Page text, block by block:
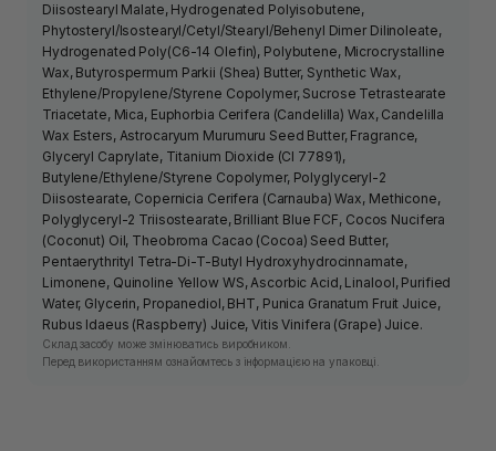
Diisostearyl Malate, Hydrogenated Polyisobutene,
Phytosteryl/Isostearyl/Cetyl/Stearyl/Behenyl Dimer Dilinoleate,
Hydrogenated Poly(C6-14 Olefin), Polybutene, Microcrystalline
Wax, Butyrospermum Parkii (Shea) Butter, Synthetic Wax,
Ethylene/Propylene/Styrene Copolymer, Sucrose Tetrastearate
Triacetate, Mica, Euphorbia Cerifera (Candelilla) Wax, Candelilla
Wax Esters, Astrocaryum Murumuru Seed Butter, Fragrance,
Glyceryl Caprylate, Titanium Dioxide (CI 77891),
Butylene/Ethylene/Styrene Copolymer, Polyglyceryl-2
Diisostearate, Copernicia Cerifera (Carnauba) Wax, Methicone,
Polyglyceryl-2 Triisostearate, Brilliant Blue FCF, Cocos Nucifera
(Coconut) Oil, Theobroma Cacao (Cocoa) Seed Butter,
Pentaerythrityl Tetra-Di-T-Butyl Hydroxyhydrocinnamate,
Limonene, Quinoline Yellow WS, Ascorbic Acid, Linalool, Purified
Water, Glycerin, Propanediol, BHT, Punica Granatum Fruit Juice,
Rubus Idaeus (Raspberry) Juice, Vitis Vinifera (Grape) Juice.
Склад засобу може змінюватись виробником.
Перед використанням ознайомтесь з інформацією на упаковці.